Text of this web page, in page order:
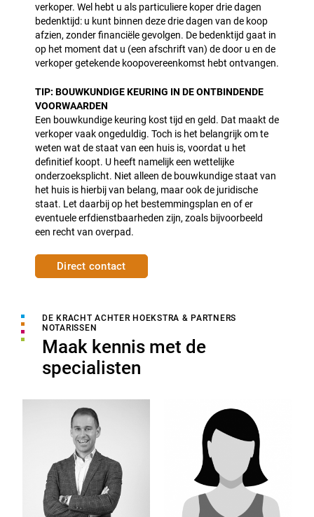
verkoper. Wel hebt u als particuliere koper drie dagen
bedenktijd: u kunt binnen deze drie dagen van de koop
afzien, zonder financiële gevolgen. De bedenktijd gaat in
op het moment dat u (een afschrift van) de door u en de
verkoper getekende koopovereenkomst hebt ontvangen.
TIP: BOUWKUNDIGE KEURING IN DE ONTBINDENDE
VOORWAARDEN
Een bouwkundige keuring kost tijd en geld. Dat maakt de
verkoper vaak ongeduldig. Toch is het belangrijk om te
weten wat de staat van een huis is, voordat u het
definitief koopt. U heeft namelijk een wettelijke
onderzoeksplicht. Niet alleen de bouwkundige staat van
het huis is hierbij van belang, maar ook de juridische
staat. Let daarbij op het bestemmingsplan en of er
eventuele erfdienstbaarheden zijn, zoals bijvoorbeeld
een recht van overpad.
Direct contact
DE KRACHT ACHTER HOEKSTRA & PARTNERS
NOTARISSEN
Maak kennis met de
specialisten